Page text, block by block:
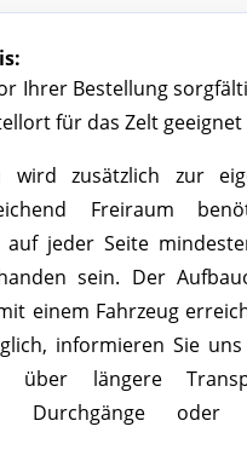
Ihrer Bestellung
für das Zelt geeignet
wird zusätzlich zur
Freiraum
auf jeder Seite
sein. Der
einem Fahrzeug
informieren Sie
über längere
Durchgänge oder